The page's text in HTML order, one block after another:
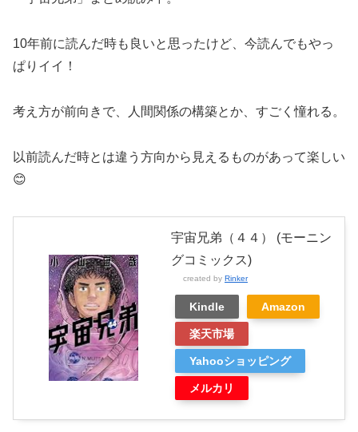
10年前に読んだ時も良いと思ったけど、今読んでもやっ
ぱりイイ！
考え方が前向きで、人間関係の構築とか、すごく憧れる。
以前読んだ時とは違う方向から見えるものがあって楽しい
😊
宇宙兄弟（４４） (モーニン
グコミックス)
created by Rinker
Kindle Amazon
楽天市場
Yahooショッピング
メルカリ